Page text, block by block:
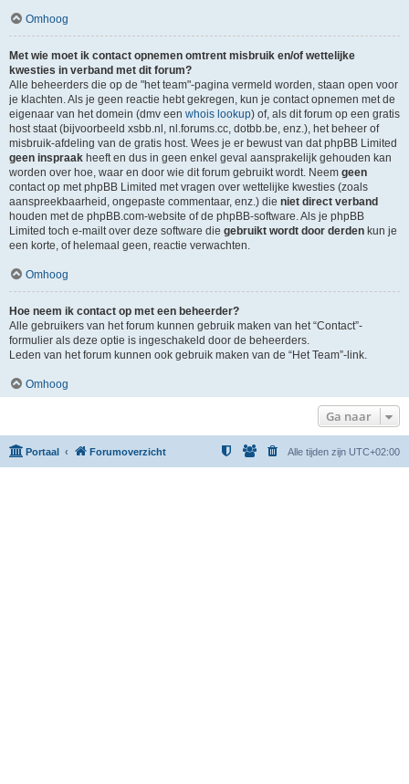
Omhoog
Met wie moet ik contact opnemen omtrent misbruik en/of wettelijke
kwesties in verband met dit forum?
Alle beheerders die op de "het team"-pagina vermeld worden, staan open voor
je klachten. Als je geen reactie hebt gekregen, kun je contact opnemen met de
eigenaar van het domein (dmv een whois lookup) of, als dit forum op een gratis
host staat (bijvoorbeeld xsbb.nl, nl.forums.cc, dotbb.be, enz.), het beheer of
misbruik-afdeling van de gratis host. Wees je er bewust van dat phpBB Limited
geen inspraak heeft en dus in geen enkel geval aansprakelijk gehouden kan
worden over hoe, waar en door wie dit forum gebruikt wordt. Neem geen
contact op met phpBB Limited met vragen over wettelijke kwesties (zoals
aanspreekbaarheid, ongepaste commentaar, enz.) die niet direct verband
houden met de phpBB.com-website of de phpBB-software. Als je phpBB
Limited toch e-mailt over deze software die gebruikt wordt door derden kun je
een korte, of helemaal geen, reactie verwachten.
Omhoog
Hoe neem ik contact op met een beheerder?
Alle gebruikers van het forum kunnen gebruik maken van het “Contact”-
formulier als deze optie is ingeschakeld door de beheerders.
Leden van het forum kunnen ook gebruik maken van de “Het Team”-link.
Omhoog
Ga naar
Portaal Forumoverzicht Alle tijden zijn UTC+02:00